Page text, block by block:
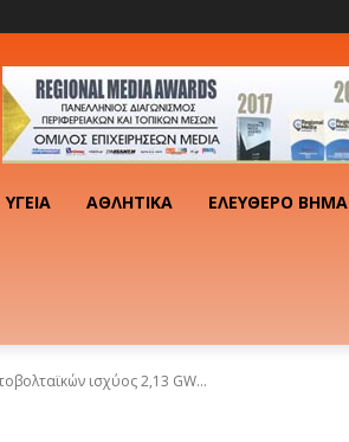
ΥΓΕΊΑ ΑΘΛΗΤΙΚΆ ΕΛΕΎΘΕΡΟ ΒΉΜΑ
ισχύος 2,13 GW...